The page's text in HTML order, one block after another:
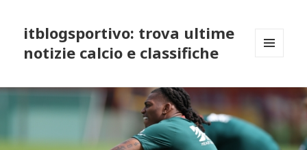
itblogsportivo: trova ultime
notizie calcio e classifiche
WIDGETS